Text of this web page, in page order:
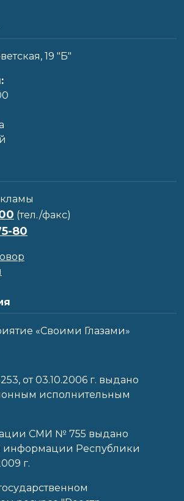
19 "Б"
«Своими Глазами»
от 03.10.2006 г. выдано
исполнительным
СМИ № 755 выдано
информации Республики
г.
(тел./факс)
80